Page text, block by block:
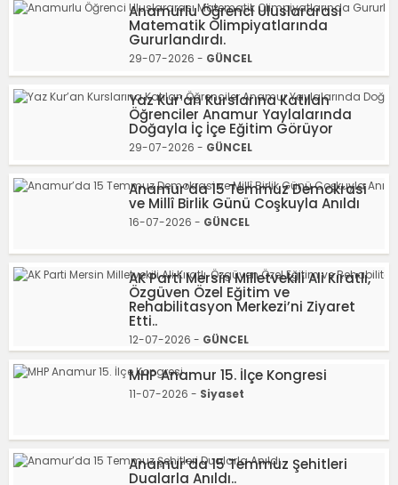
Anamurlu Öğrenci Uluslararası
Matematik Olimpiyatlarında
Gururlandırdı.
29-07-2026 - GÜNCEL
Yaz Kur’an Kurslarına Katılan
Öğrenciler Anamur Yaylalarında
Doğayla İç İçe Eğitim Görüyor
29-07-2026 - GÜNCEL
Anamur’da 15 Temmuz Demokrasi
ve Millî Birlik Günü Coşkuyla Anıldı
16-07-2026 - GÜNCEL
AK Parti Mersin Milletvekili Ali Kıratlı,
Özgüven Özel Eğitim ve
Rehabilitasyon Merkezi’ni Ziyaret
Etti..
12-07-2026 - GÜNCEL
MHP Anamur 15. İlçe Kongresi
11-07-2026 - Siyaset
Anamur’da 15 Temmuz Şehitleri
Dualarla Anıldı..